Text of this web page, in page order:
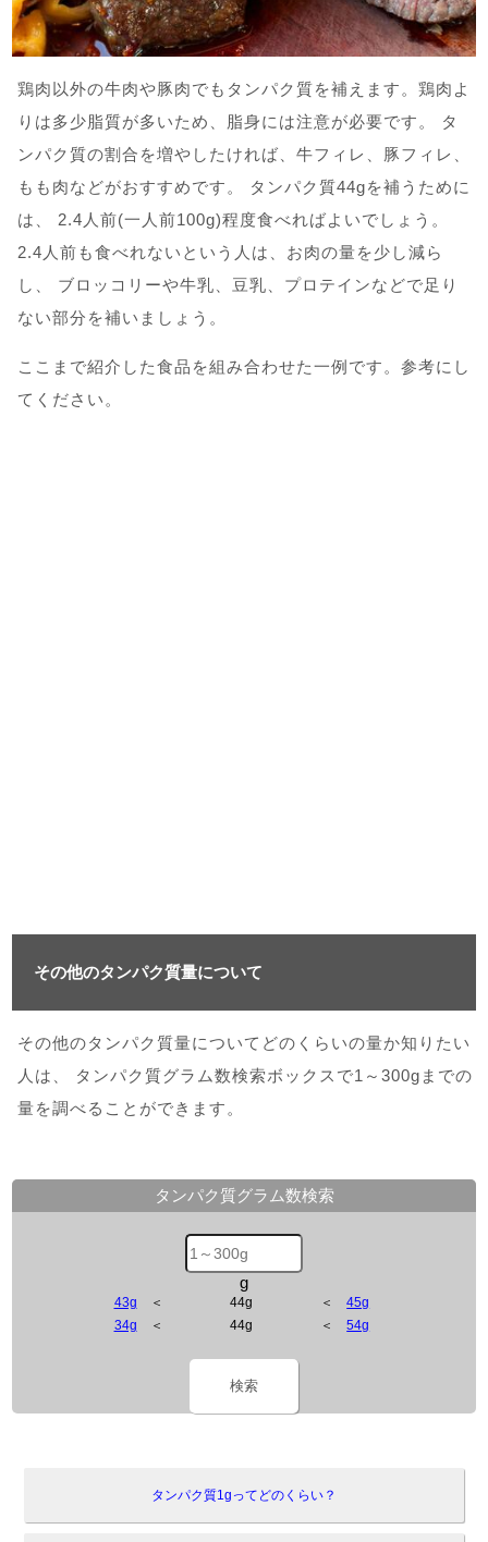
鶏肉以外の牛肉や豚肉でもタンパク質を補えます。鶏肉よ
りは多少脂質が多いため、脂身には注意が必要です。 タ
ンパク質の割合を増やしたければ、牛フィレ、豚フィレ、
もも肉などがおすすめです。 タンパク質44gを補うために
は、 2.4人前(一人前100g)程度食べればよいでしょう。
2.4人前も食べれないという人は、お肉の量を少し減ら
し、 ブロッコリーや牛乳、豆乳、プロテインなどで足り
ない部分を補いましょう。
ここまで紹介した食品を組み合わせた一例です。参考にし
てください。
その他のタンパク質量について
その他のタンパク質量についてどのくらいの量か知りたい
人は、 タンパク質グラム数検索ボックスで1～300gまでの
量を調べることができます。
タンパク質グラム数検索
g
43g ＜ 44g ＜45g
34g ＜ 44g ＜54g
検索
タンパク質1gってどのくらい？